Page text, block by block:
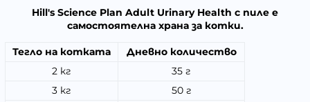
Hill's Science Plan Adult Urinary Health с пиле e
самостоятелна храна за котки.
Тегло на котката
Дневно количество
2 кг
35 г
3 кг
50 г